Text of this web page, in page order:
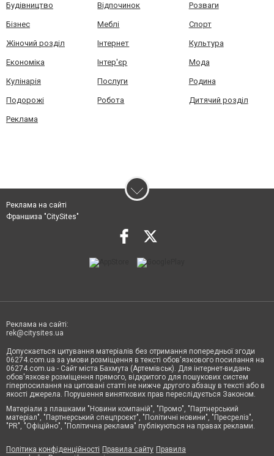
Будівництво Відпочинок Розваги
Бізнес Меблі Спорт
Жіночий розділ Інтернет Культура
Економіка Інтер'єр Мода
Кулінарія Послуги Родина
Подорожі Робота Дитячий розділ
Реклама
Реклама на сайті
Франшиза "CitySites"
Реклама на сайті:
rek@citysites.ua
Допускається цитування матеріалів без отримання попередньої згоди
06274.com.ua за умови розміщення в тексті обов'язкового посилання на
06274.com.ua - Сайт міста Бахмута (Артемівськ). Для інтернет-видань
обов'язкове розміщення прямого, відкритого для пошукових систем
гіперпосилання на цитовані статті не нижче другого абзацу в тексті або в
якості джерела. Порушення виняткових прав переслідується Законом.
Матеріали з плашками "Новини компаній", "Промо", "Партнерський
матеріал", "Партнерський спецпроєкт", "Політичні новини", "Пресреліз",
"PR", "Офіційно", "Політична реклама" публікуються на правах реклами.
Політика конфіденційності Правила сайту Правила